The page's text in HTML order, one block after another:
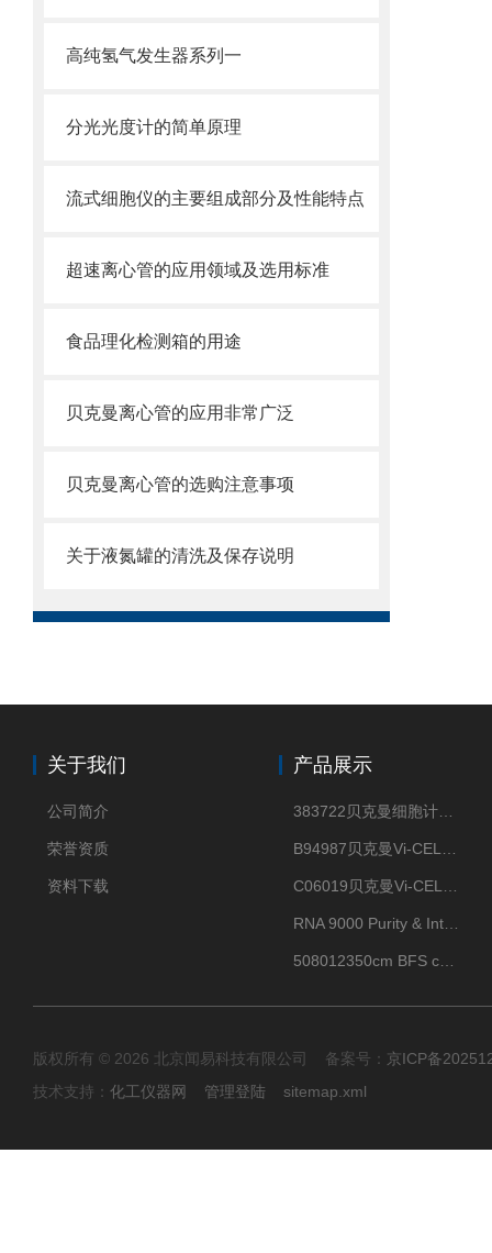
高纯氢气发生器系列一
分光光度计的简单原理
流式细胞仪的主要组成部分及性能特点
超速离心管的应用领域及选用标准
食品理化检测箱的用途
贝克曼离心管的应用非常广泛
贝克曼离心管的选购注意事项
关于液氮罐的清洗及保存说明
关于我们
公司简介
荣誉资质
资料下载
产品展示
版权所有 © 2026 北京闻易科技有限公司 备案号： 京ICP备
技术支持： 化工仪器网 管理登陆 sitemap.xml